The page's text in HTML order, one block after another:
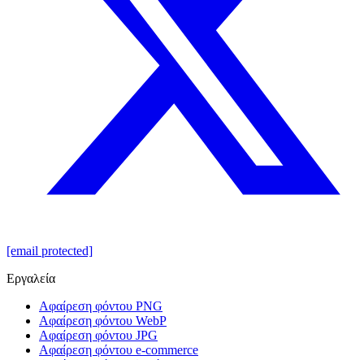
[email protected]
Εργαλεία
Αφαίρεση φόντου PNG
Αφαίρεση φόντου WebP
Αφαίρεση φόντου JPG
Αφαίρεση φόντου e-commerce